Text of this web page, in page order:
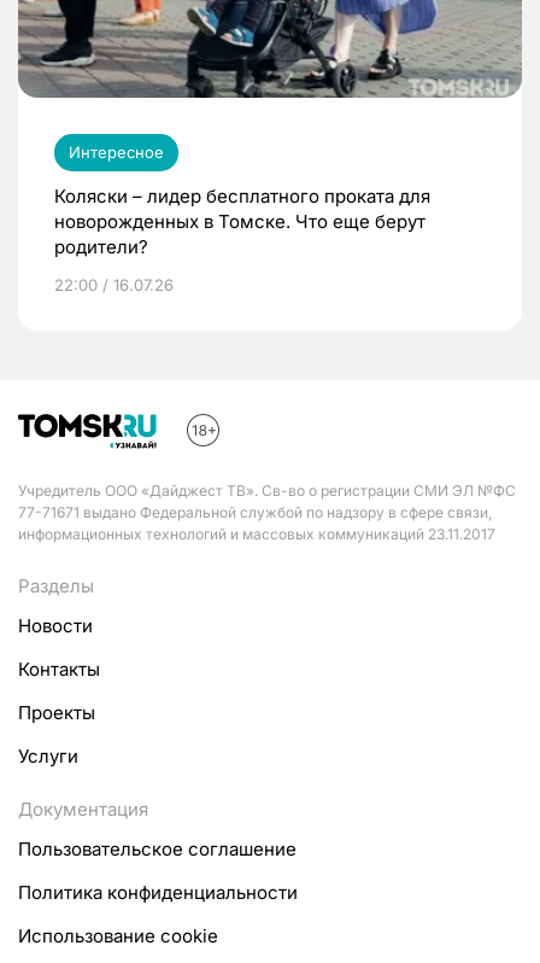
Интересное
Коляски – лидер бесплатного проката для
новорожденных в Томске. Что еще берут
родители?
22:00 / 16.07.26
Учредитель ООО «Дайджест ТВ». Св-во о регистрации СМИ ЭЛ №ФС
77-71671 выдано Федеральной службой по надзору в сфере связи,
информационных технологий и массовых коммуникаций 23.11.2017
Разделы
Новости
Контакты
Проекты
Услуги
Документация
Пользовательское соглашение
Политика конфиденциальности
Использование cookie